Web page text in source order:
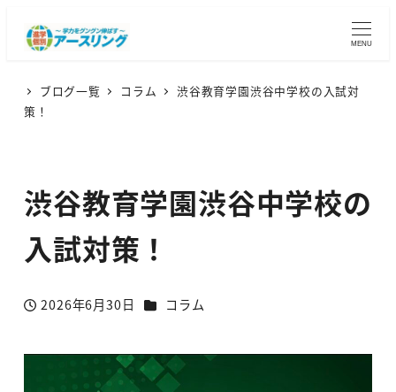
MENU
ブログ一覧 コラム
渋谷教育学園渋谷中学校の入試対
策！
渋谷教育学園渋谷中学校の
入試対策！
投稿日
2026年6月30日 カテゴリー
コラム